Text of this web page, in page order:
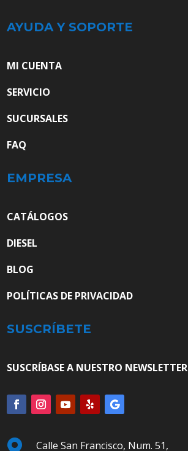
AYUDA Y SOPORTE
MI CUENTA
SERVICIO
SUCURSALES
FAQ
EMPRESA
CATÁLOGOS
DIESEL
BLOG
POLÍTICAS DE PRIVACIDAD
SUSCRÍBETE
SUSCRÍBASE A NUESTRO NEWSLETTER
Calle San Francisco, Num. 51,